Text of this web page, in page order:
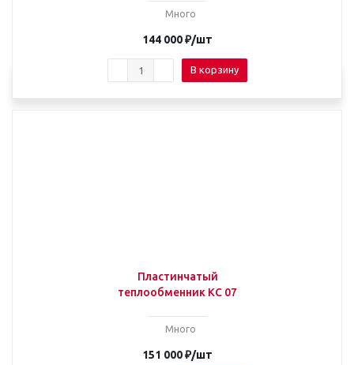
Много
144 000₽/шт
В корзину
Пластинчатый
теплообменник КС 07
Много
151 000₽/шт